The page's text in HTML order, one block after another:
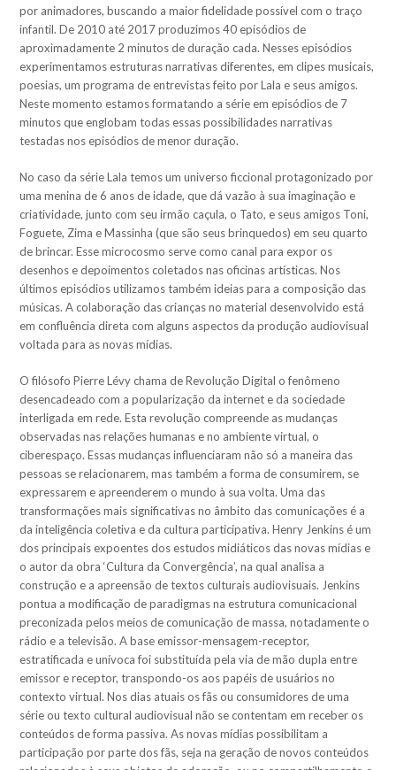
por animadores, buscando a maior fidelidade possível com o traço
infantil. De 2010 até 2017 produzimos 40 episódios de
aproximadamente 2 minutos de duração cada. Nesses episódios
experimentamos estruturas narrativas diferentes, em clipes musicais,
poesias, um programa de entrevistas feito por Lala e seus amigos.
Neste momento estamos formatando a série em episódios de 7
minutos que englobam todas essas possibilidades narrativas
testadas nos episódios de menor duração.
No caso da série Lala temos um universo ficcional protagonizado por
uma menina de 6 anos de idade, que dá vazão à sua imaginação e
criatividade, junto com seu irmão caçula, o Tato, e seus amigos Toni,
Foguete, Zima e Massinha (que são seus brinquedos) em seu quarto
de brincar. Esse microcosmo serve como canal para expor os
desenhos e depoimentos coletados nas oficinas artísticas. Nos
últimos episódios utilizamos também ideias para a composição das
músicas. A colaboração das crianças no material desenvolvido está
em confluência direta com alguns aspectos da produção audiovisual
voltada para as novas mídias.
O filósofo Pierre Lévy chama de Revolução Digital o fenômeno
desencadeado com a popularização da internet e da sociedade
interligada em rede. Esta revolução compreende as mudanças
observadas nas relações humanas e no ambiente virtual, o
ciberespaço. Essas mudanças influenciaram não só a maneira das
pessoas se relacionarem, mas também a forma de consumirem, se
expressarem e apreenderem o mundo à sua volta. Uma das
transformações mais significativas no âmbito das comunicações é a
da inteligência coletiva e da cultura participativa. Henry Jenkins é um
dos principais expoentes dos estudos midiáticos das novas mídias e
o autor da obra ‘Cultura da Convergência’, na qual analisa a
construção e a apreensão de textos culturais audiovisuais. Jenkins
pontua a modificação de paradigmas na estrutura comunicacional
preconizada pelos meios de comunicação de massa, notadamente o
rádio e a televisão. A base emissor-mensagem-receptor,
estratificada e unívoca foi substituída pela via de mão dupla entre
emissor e receptor, transpondo-os aos papéis de usuários no
contexto virtual. Nos dias atuais os fãs ou consumidores de uma
série ou texto cultural audiovisual não se contentam em receber os
conteúdos de forma passiva. As novas mídias possibilitam a
participação por parte dos fãs, seja na geração de novos conteúdos